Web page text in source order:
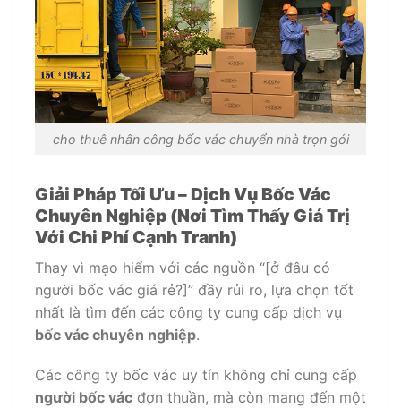
cho thuê nhân công bốc vác chuyển nhà trọn gói
Giải Pháp Tối Ưu – Dịch Vụ Bốc Vác
Chuyên Nghiệp (Nơi Tìm Thấy Giá Trị
Với Chi Phí Cạnh Tranh)
Thay vì mạo hiểm với các nguồn “[ở đâu có
người bốc vác giá rẻ?]” đầy rủi ro, lựa chọn tốt
nhất là tìm đến các công ty cung cấp dịch vụ
bốc vác chuyên nghiệp.
Các công ty bốc vác uy tín không chỉ cung cấp
người bốc vác đơn thuần, mà còn mang đến một